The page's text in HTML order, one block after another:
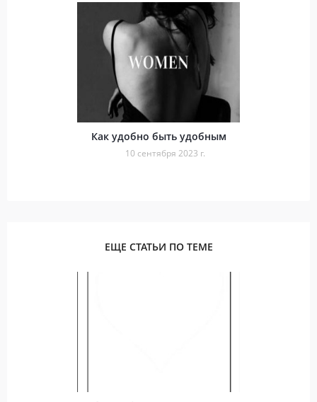
Как удобно быть удобным
10 сентября 2023 г.
ЕЩЕ СТАТЬИ ПО ТЕМЕ